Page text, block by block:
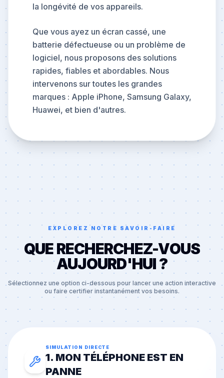
la longévité de vos appareils.
Que vous ayez un écran cassé, une
batterie défectueuse ou un problème de
logiciel, nous proposons des solutions
rapides, fiables et abordables. Nous
intervenons sur toutes les grandes
marques : Apple iPhone, Samsung Galaxy,
Huawei, et bien d'autres.
EXPLOREZ NOTRE SAVOIR-FAIRE
QUE RECHERCHEZ-VOUS
AUJOURD'HUI ?
Sélectionnez une option ci-dessous pour lancer une action interactive
ou faire certifier instantanément vos besoins.
SIMULATION DIRECTE
1. MON TÉLÉPHONE EST EN
PANNE